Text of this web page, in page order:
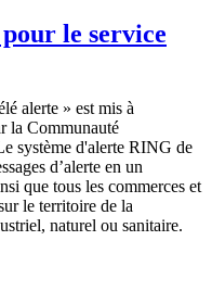
le service
alerte » est mis à
la Communauté
système d'alerte RING de
d’alerte en un
que tous les commerces et
le territoire de la
naturel ou sanitaire.